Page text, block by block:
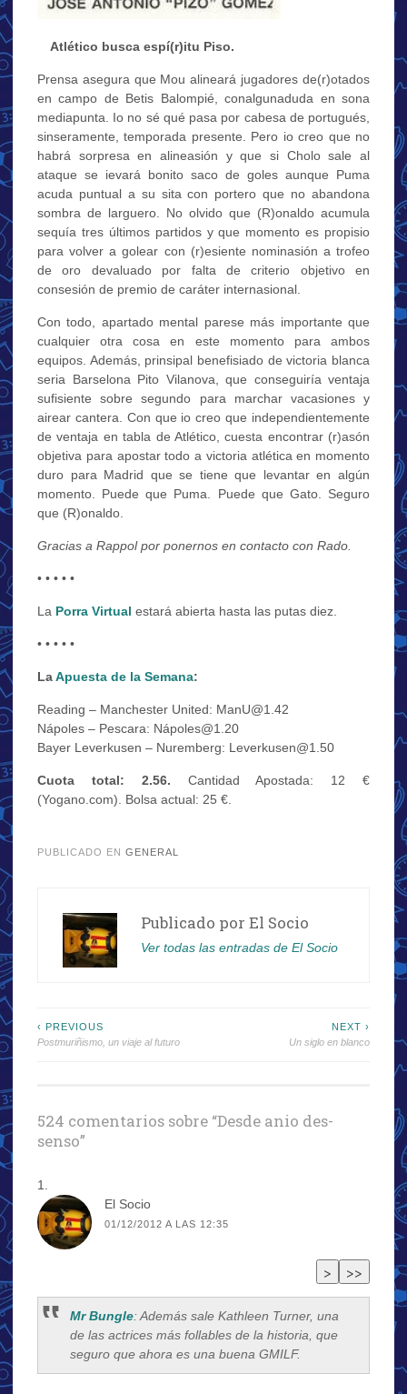
Atlético busca espí(r)itu Piso.
Prensa asegura que Mou alineará jugadores de(r)otados
en campo de Betis Balompié, conalgunaduda en sona
mediapunta. Io no sé qué pasa por cabesa de portugués,
sinseramente, temporada presente. Pero io creo que no
habrá sorpresa en alineasión y que si Cholo sale al
ataque se ievará bonito saco de goles aunque Puma
acuda puntual a su sita con portero que no abandona
sombra de larguero. No olvido que (R)onaldo acumula
sequía tres últimos partidos y que momento es propisio
para volver a golear con (r)esiente nominasión a trofeo
de oro devaluado por falta de criterio objetivo en
consesión de premio de caráter internasional.
Con todo, apartado mental parese más importante que
cualquier otra cosa en este momento para ambos
equipos. Además, prinsipal benefisiado de victoria blanca
seria Barselona Pito Vilanova, que conseguiría ventaja
sufisiente sobre segundo para marchar vacasiones y
airear cantera. Con que io creo que independientemente
de ventaja en tabla de Atlético, cuesta encontrar (r)asón
objetiva para apostar todo a victoria atlética en momento
duro para Madrid que se tiene que levantar en algún
momento. Puede que Puma. Puede que Gato. Seguro
que (R)onaldo.
Gracias a Rappol por ponernos en contacto con Rado.
• • • • •
La Porra Virtual estará abierta hasta las putas diez.
• • • • •
LaApuesta de la Semana:
Reading – Manchester United: ManU@1.42
Nápoles – Pescara: Nápoles@1.20
Bayer Leverkusen – Nuremberg: Leverkusen@1.50
Cuota total: 2.56. Cantidad Apostada: 12 €
(Yogano.com). Bolsa actual: 25 €.
PUBLICADO EN GENERAL
Publicado por El Socio
Ver todas las entradas de El Socio
Navegación
‹ PREVIOUS
Postmuriñismo, un viaje al futuro
NEXT ›
Un siglo en blanco
524 comentarios sobre “Desde anio des-
senso”
El Socio
01/12/2012 A LAS 12:35
Mr Bungle: Además sale Kathleen Turner, una
de las actrices más follables de la historia, que
seguro que ahora es una buena GMILF.